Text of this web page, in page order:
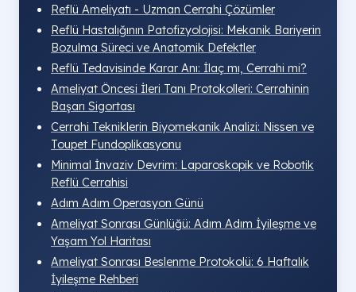
Reflü Ameliyatı - Uzman Cerrahi Çözümler
Reflü Hastalığının Patofizyolojisi: Mekanik Bariyerin
Bozulma Süreci ve Anatomik Defektler
Reflü Tedavisinde Karar Anı: İlaç mı, Cerrahi mi?
Ameliyat Öncesi İleri Tanı Protokolleri: Cerrahinin
Başarı Sigortası
Cerrahi Tekniklerin Biyomekanik Analizi: Nissen ve
Toupet Fundoplikasyonu
Minimal İnvaziv Devrim: Laparoskopik ve Robotik
Reflü Cerrahisi
Adım Adım Operasyon Günü
Ameliyat Sonrası Günlüğü: Adım Adım İyileşme ve
Yaşam Yol Haritası
Ameliyat Sonrası Beslenme Protokolü: 6 Haftalık
İyileşme Rehberi